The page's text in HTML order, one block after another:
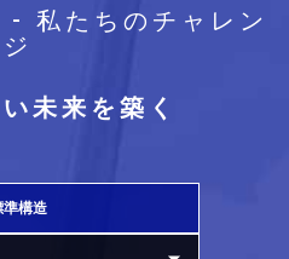
- 私たちのチャレン
ジ
未来を築く
準構造